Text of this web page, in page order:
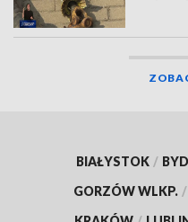
BIAŁYSTOK /
GORZÓW WLKP. /